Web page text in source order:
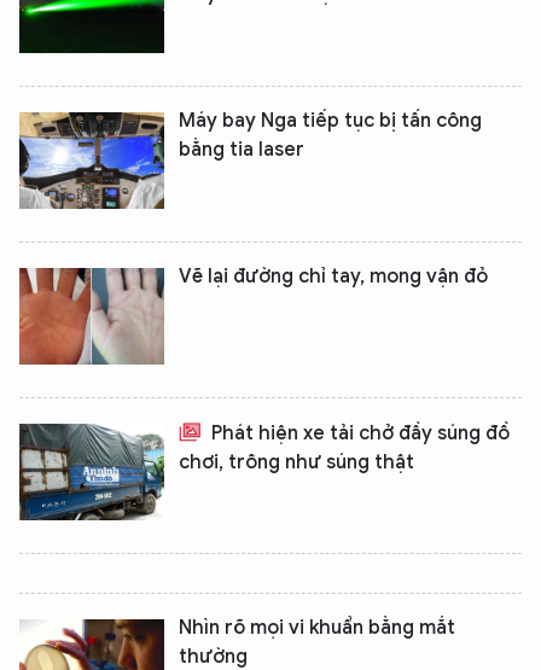
Máy bay Nga tiếp tục bị tấn công
bằng tia laser
Vẽ lại đường chỉ tay, mong vận đỏ
Phát hiện xe tải chở đầy súng đồ
chơi, trông như súng thật
Nhìn rõ mọi vi khuẩn bằng mắt
thường